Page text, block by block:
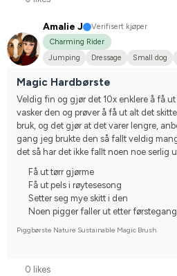
Amalie J
Verifisert kjøper
Charming Rider
Jumping
Dressage Small dog
Magic Hardbørste
Veldig fin og gjør det 10x enklere å få
vasker den og prøver å få ut alt det
bruk, og det gjør at det varer lengre,
gang jeg brukte den så fallt veldig
det så har det ikke fallt noen noe serlig
Få ut tørr gjørme
Få ut pels i røytesesong
Setter seg mye skitt i den
Noen pigger faller ut etter
Piggbørste Nature Sustainable Magic Brush
0 likes